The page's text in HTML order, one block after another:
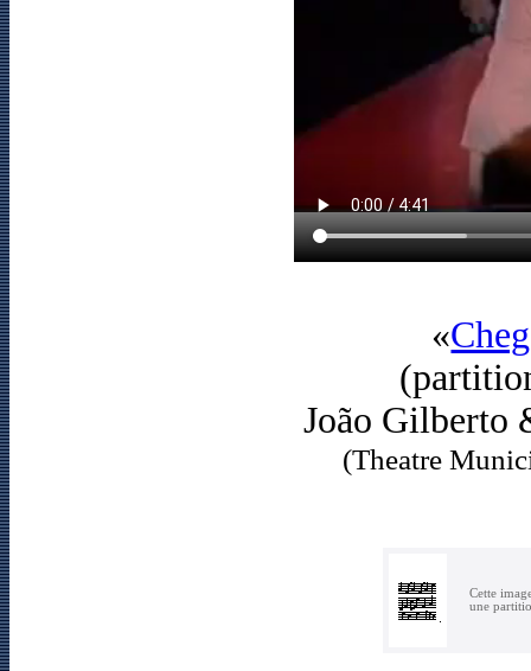
«
João Gilberto
(Theatre
Cette
une